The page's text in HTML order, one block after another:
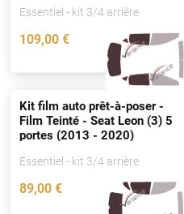
Essentiel - kit 3/4 arrière
109,00 €
3064-SEA
Kit film auto prêt-à-poser -
Film Teinté - Seat Leon (3) 5
portes(2013 - 2020)
Essentiel - kit 3/4 arrière
89,00 €
3092-SEA